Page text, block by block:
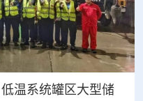
温系统罐区大型储